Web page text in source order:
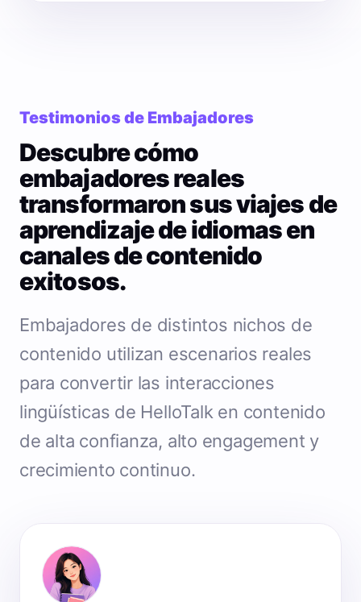
Testimonios de Embajadores
Descubre cómo
embajadores reales
transformaron sus viajes de
aprendizaje de idiomas en
canales de contenido
exitosos.
Embajadores de distintos nichos de
contenido utilizan escenarios reales
para convertir las interacciones
lingüísticas de HelloTalk en contenido
de alta confianza, alto engagement y
crecimiento continuo.